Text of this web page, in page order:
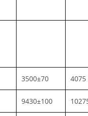
3500±70 4075
9430±100